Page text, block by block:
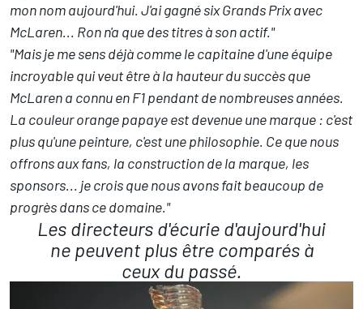
mon nom aujourd'hui. J'ai gagné six Grands Prix avec
McLaren... Ron n'a que des titres à son actif."
"Mais je me sens déjà comme le capitaine d'une équipe
incroyable qui veut être à la hauteur du succès que
McLaren a connu en F1 pendant de nombreuses années.
La couleur orange papaye est devenue une marque : c'est
plus qu'une peinture, c'est une philosophie. Ce que nous
offrons aux fans, la construction de la marque, les
sponsors... je crois que nous avons fait beaucoup de
progrès dans ce domaine."
Les directeurs d'écurie d'aujourd'hui
ne peuvent plus être comparés à
ceux du passé.